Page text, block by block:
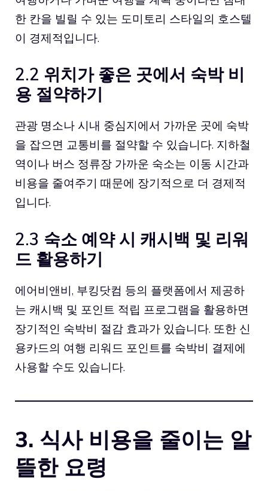
한 칸을 빌릴 수 있는 도미토리 스타일의 호스텔
이 경제적입니다.
2.2 위치가 좋은 곳에서 숙박 비
용 절약하기
관광 명소나 시내 중심지에서 가까운 곳에 숙박
을 잡으면 교통비를 절약할 수 있습니다. 지하철
역이나 버스 정류장 가까운 숙소는 이동 시간과
비용을 줄여주기 때문에 장기적으로 더 경제적
입니다.
2.3 숙소 예약 시 캐시백 및 리워
드 활용하기
에어비앤비, 부킹닷컴 등의 플랫폼에서 제공하
는 캐시백 및 포인트 적립 프로그램을 활용하면
장기적인 숙박비 절감 효과가 있습니다. 또한 신
용카드의 여행 리워드 포인트를 숙박비 결제에
사용할 수도 있습니다.
3. 식사 비용을 줄이는 알
뜰한 요령